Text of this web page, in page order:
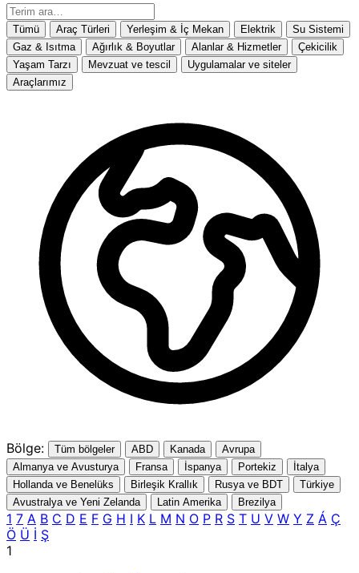
Tümü Araç Türleri Yerleşim & İç Mekan Elektrik
Su Sistemi
Gaz & Isıtma
Ağırlık & Boyutlar Alanlar & Hizmetler
Çekicilik
Yaşam Tarzı
Mevzuat ve tescil
Uygulamalar ve siteler
Araçlarımız
Bölge: Tüm bölgeler ABD Kanada
Avrupa
Almanya ve Avusturya
Fransa İspanya Portekiz
İtalya
Hollanda ve Benelüks
Birleşik Krallık Rusya ve BDT
Türkiye
Avustralya ve Yeni Zelanda
Latin Amerika Brezilya
1 7 A B C D E F G H I K L M N O P R S T U V W Y Z Á Ç
Ö Ü İ Ş
1